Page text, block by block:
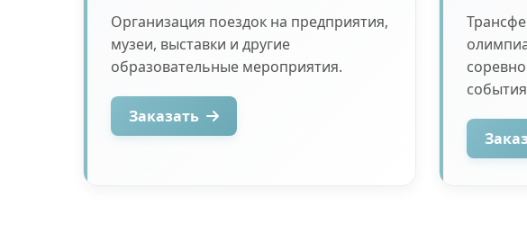
Организация поездок на предприятия,
музеи, выставки и другие
образовательные мероприятия.
Заказать